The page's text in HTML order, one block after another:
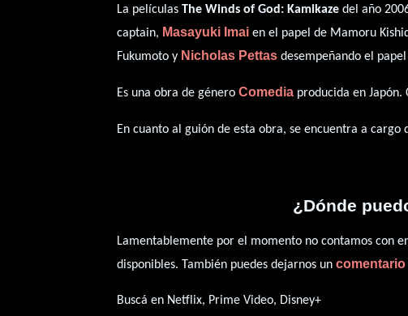
La películasThe Winds of God: Kamikaze del año
captain, Masayuki Imai en el papel de Mamoru
Fukumoto y Nicholas Pettas desempeñando el
Es una obra de géneroComedia producida en
En cuanto al guión de esta obra, se encuentra a cargo
¿Dónde
Lamentablemente por el momento no contamos con
disponibles. También puedes dejarnos uncomentario
Buscá en Netflix, Prime Video, Disney+